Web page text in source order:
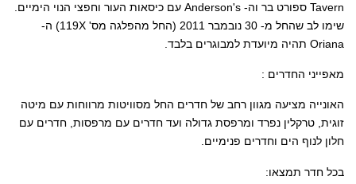
Tavern ספורט בר וה- Anderson's עם כיסאות העור וחפצי הנוי הימיים.
שימו לב שהחל מ- 30 נובמבר 2011 (החל מהפלגה מס' 119X) ה-
Oriana תהיה מיועדת למבוגרים בלבד.
מאפייני החדרים :
האונייה מציעה מגוון רחב של חדרים החל מסוויטות מרווחות עם מיטה
זוגית, טרקלין נפרד ומרפסת גדולה ועד חדרים עם מרפסות, חדרים עם
חלון לנוף הים וחדרים פנימיים.
בכל חדר תמצאו: